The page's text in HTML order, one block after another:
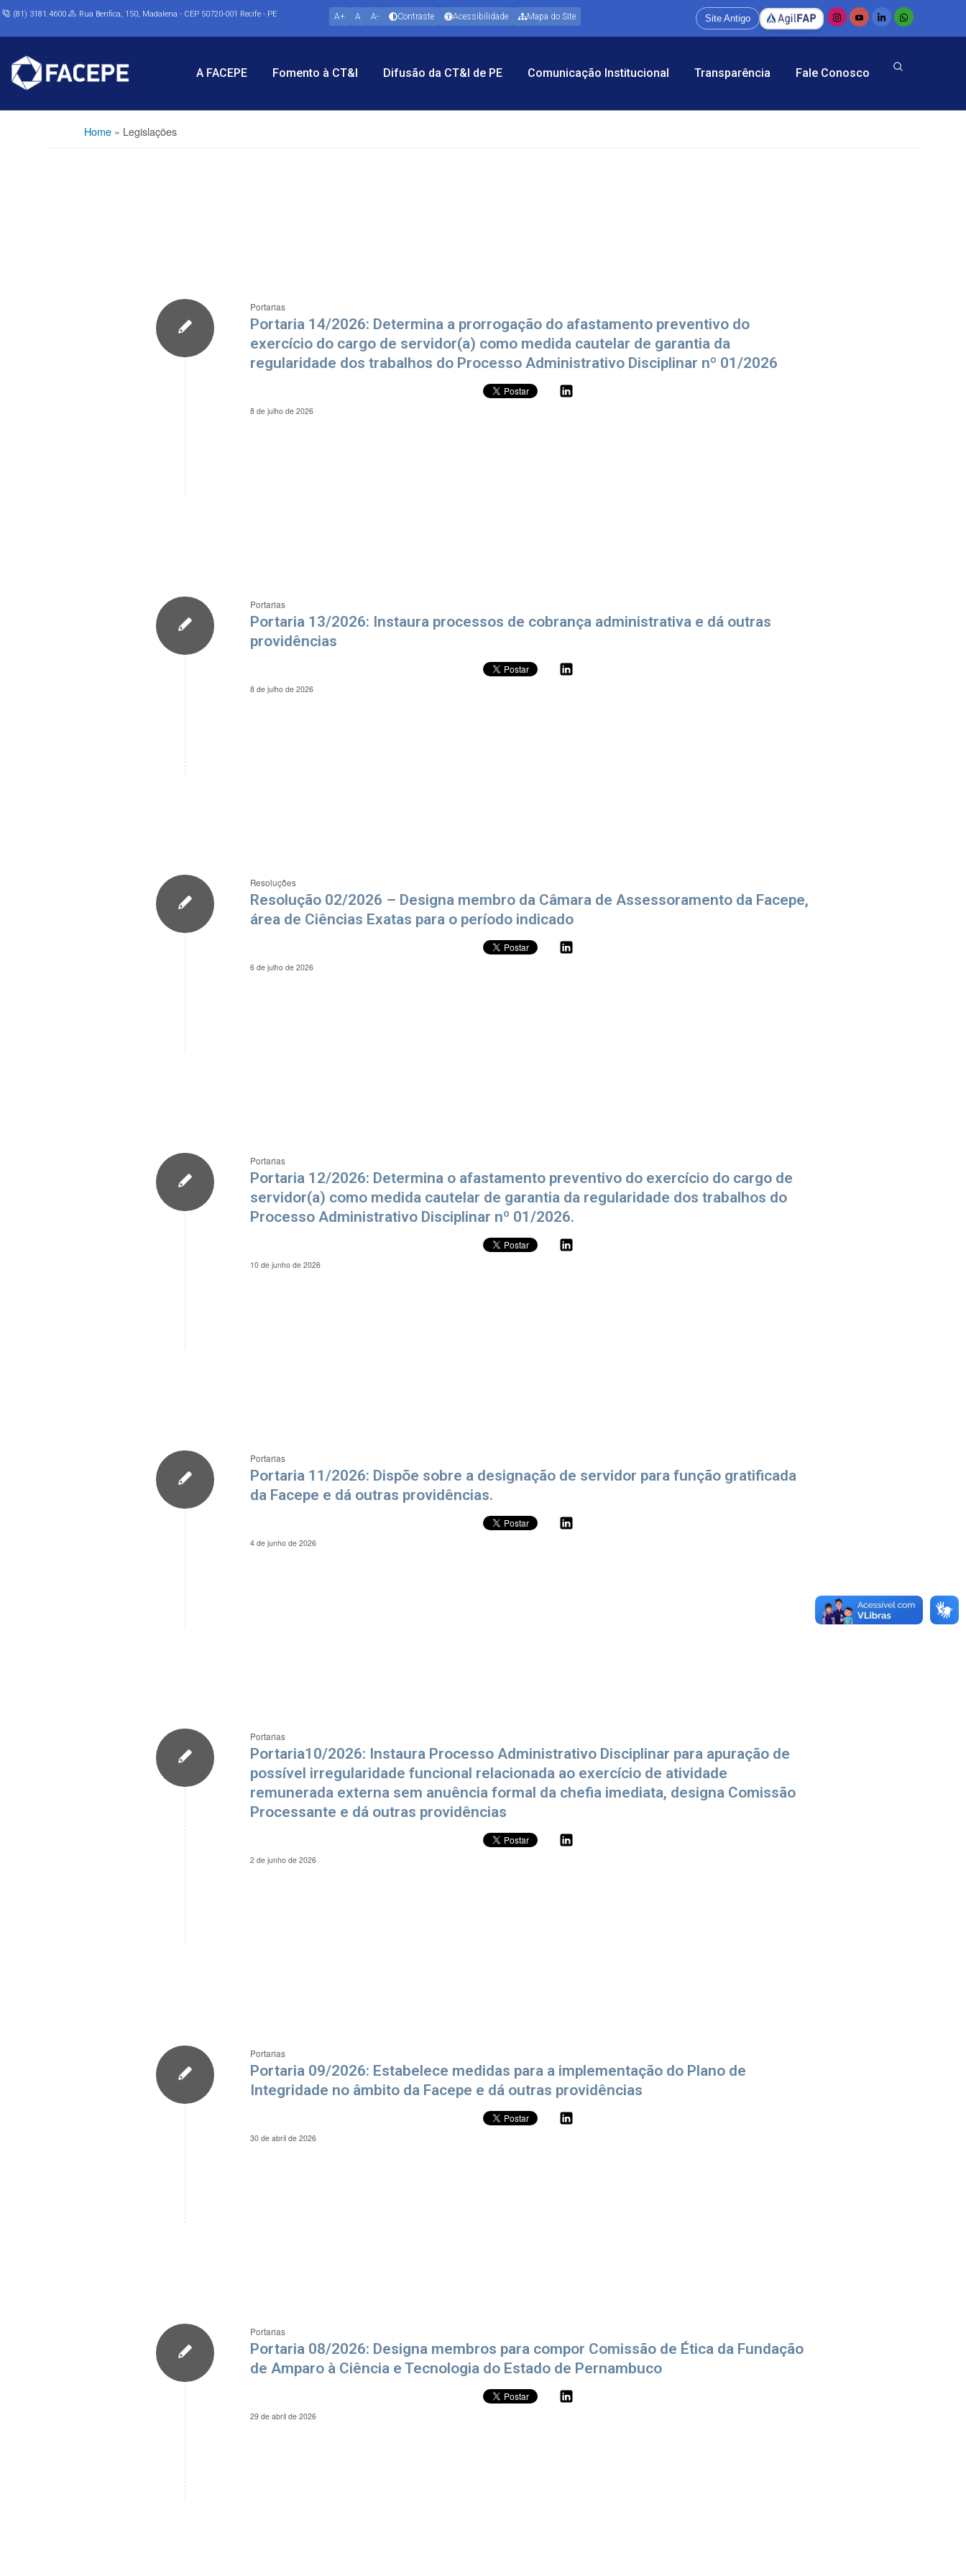
Home » Legislações
(81) 3181.4600 Rua Benfica, 150, Madalena - CEP 50720-001 Recife - PE A+ A A- Contraste Acessibilidade Mapa do Site Site Antigo
A FACEPE Fomento à CT&I Difusão da CT&I de PE Comunicação Institucional Transparência Fale Conosco
Portarias
Portaria 14/2026: Determina a prorrogação do afastamento preventivo do
exercício do cargo de servidor(a) como medida cautelar de garantia da
regularidade dos trabalhos do Processo Administrativo Disciplinar nº 01/2026
8 de julho de 2026
Portarias
Portaria 13/2026: Instaura processos de cobrança administrativa e dá outras
providências
8 de julho de 2026
Resoluções
Resolução 02/2026 – Designa membro da Câmara de Assessoramento da Facepe,
área de Ciências Exatas para o período indicado
6 de julho de 2026
Portarias
Portaria 12/2026: Determina o afastamento preventivo do exercício do cargo de
servidor(a) como medida cautelar de garantia da regularidade dos trabalhos do
Processo Administrativo Disciplinar nº 01/2026.
10 de junho de 2026
Portarias
Portaria 11/2026: Dispõe sobre a designação de servidor para função gratificada
da Facepe e dá outras providências.
4 de junho de 2026
Portarias
Portaria10/2026: Instaura Processo Administrativo Disciplinar para apuração de
possível irregularidade funcional relacionada ao exercício de atividade
remunerada externa sem anuência formal da chefia imediata, designa Comissão
Processante e dá outras providências
2 de junho de 2026
Portarias
Portaria 09/2026: Estabelece medidas para a implementação do Plano de
Integridade no âmbito da Facepe e dá outras providências
30 de abril de 2026
Portarias
Portaria 08/2026: Designa membros para compor Comissão de Ética da Fundação
de Amparo à Ciência e Tecnologia do Estado de Pernambuco
29 de abril de 2026